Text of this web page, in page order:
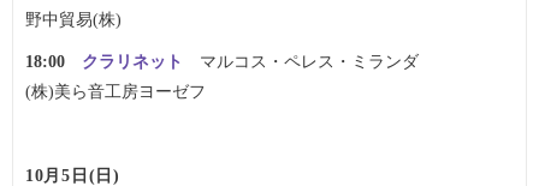
野中貿易(株)
18:00 クラリネット マルコス・ペレス・ミランダ
(株)美ら音工房ヨーゼフ
10月5日(日)